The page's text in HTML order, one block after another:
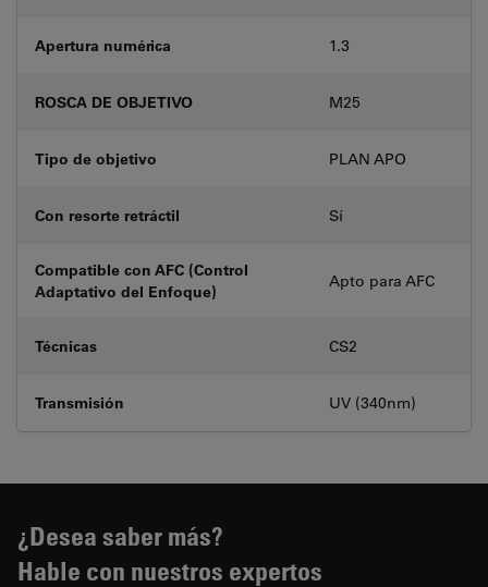
Apertura numérica 1.3
ROSCA DE OBJETIVO M25
Tipo de objetivo PLAN APO
Con resorte retráctil Sí
Compatible con AFC (Control
Adaptativo del Enfoque)
Apto para AFC
Técnicas CS2
Transmisión UV (340nm)
¿Desea saber más?
Hable con nuestros expertos